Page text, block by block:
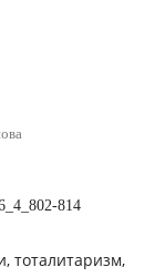
814
тоталитаризм,